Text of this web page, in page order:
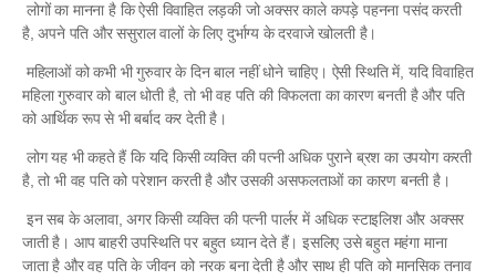
लोगों का मानना ​​है कि ऐसी विवाहित लड़की जो अक्सर काले कपड़े पहनना पसंद करती
है, अपने पति और ससुराल वालों के लिए दुर्भाग्य के दरवाजे खोलती है।
महिलाओं को कभी भी गुरुवार के दिन बाल नहीं धोने चाहिए। ऐसी स्थिति में, यदि विवाहित
महिला गुरुवार को बाल धोती है, तो भी वह पति की विफलता का कारण बनती है और पति
को आर्थिक रूप से भी बर्बाद कर देती है।
लोग यह भी कहते हैं कि यदि किसी व्यक्ति की पत्नी अधिक पुराने ब्रश का उपयोग करती
है, तो भी वह पति को परेशान करती है और उसकी असफलताओं का कारण बनती है।
इन सब के अलावा, अगर किसी व्यक्ति की पत्नी पार्लर में अधिक स्टाइलिश और अक्सर
जाती है। आप बाहरी उपस्थिति पर बहुत ध्यान देते हैं। इसलिए उसे बहुत महंगा माना
जाता है और वह पति के जीवन को नरक बना देती है और साथ ही पति को मानसिक तनाव